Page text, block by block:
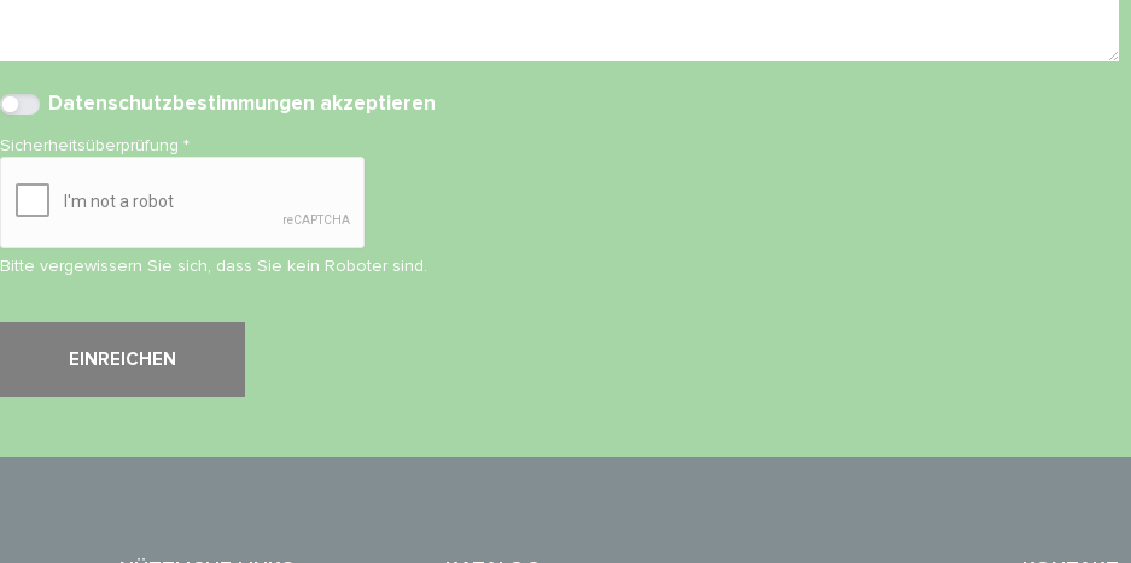
Datenschutzbestimmungen akzeptieren
Sicherheitsüberprüfung*
Bitte vergewissern Sie sich, dass Sie kein Roboter sind.